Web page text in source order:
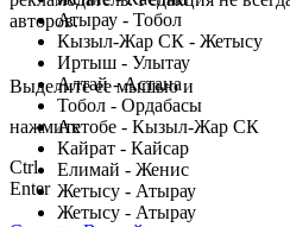
Атырау - Тобол
Кызыл-Жар СК - Жетысу
Иртыш - Улытау
Алтай - Астана
Тобол - Ордабасы
Актобе - Кызыл-Жар СК
Кайрат - Кайсар
Елимай - Женис
Жетысу - Атырау
Жетысу - Атырау
авторов.
Заметили ошибку в тексте?
Выделите ее мышью и
нажмите
Ctrl
Enter